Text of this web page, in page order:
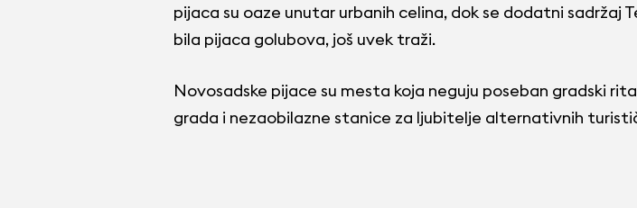
pijaca su oaze unutar urbanih celina, dok se dodatni sadržaj
bila pijaca golubova, još uvek traži.
Novosadske pijace su mesta koja neguju poseban gradski
grada i nezaobilazne stanice za ljubitelje alternativnih